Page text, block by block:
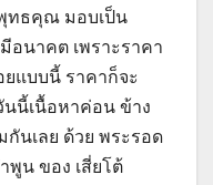
ทธคุณ มอบเป็น
อนาคต เพราะราคา
แบบนี้ ราคาก็จะ
นี้เนื้อหาค่อน ข้าง
กันเลย ด้วย พระรอด
พูน ของ เสี่ยโต้